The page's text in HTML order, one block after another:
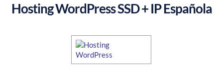
Hosting WordPress SSD + IP Española